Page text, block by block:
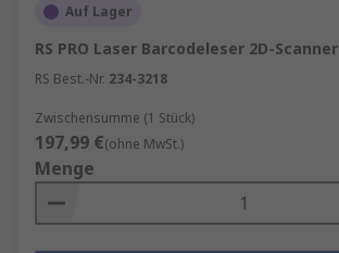
Auf Lager
RS PRO Laser Barcodeleser 2D-Scanner
RS Best.-Nr. 234-3218
Zwischensumme (1 Stück)
197,99 €(ohne MwSt.)
Menge